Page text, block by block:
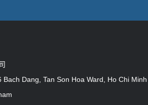
Bach Dang, Tan Son Hoa Ward, Ho Chi Minh